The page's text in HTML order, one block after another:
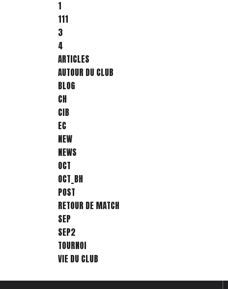
1
111
3
4
ARTICLES
AUTOUR DU CLUB
BLOG
CH
CIB
EC
NEW
NEWS
OCT
OCT_BH
POST
RETOUR DE MATCH
SEP
SEP2
TOURNOI
VIE DU CLUB